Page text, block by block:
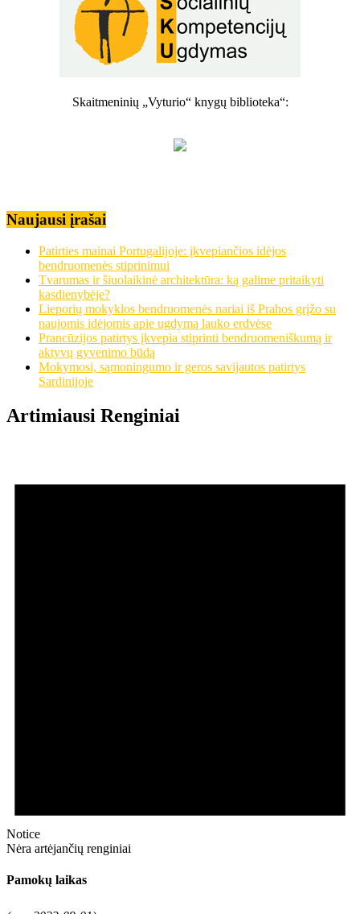
Skaitmeninių „Vyturio“ knygų biblioteka“:
Naujausi įrašai
Patirties mainai Portugalijoje: įkvepiančios idėjos
bendruomenės stiprinimui
Tvarumas ir šiuolaikinė architektūra: ką galime pritaikyti
kasdienybėje?
Lieporių mokyklos bendruomenės nariai iš Prahos grįžo su
naujomis idėjomis apie ugdymą lauko erdvėse
Prancūzijos patirtys įkvepia stiprinti bendruomeniškumą ir
aktyvų gyvenimo būdą
Mokymosi, sąmoningumo ir geros savijautos patirtys
Sardinijoje
Artimiausi Renginiai
Notice
Nėra artėjančių renginiai
Pamokų laikas